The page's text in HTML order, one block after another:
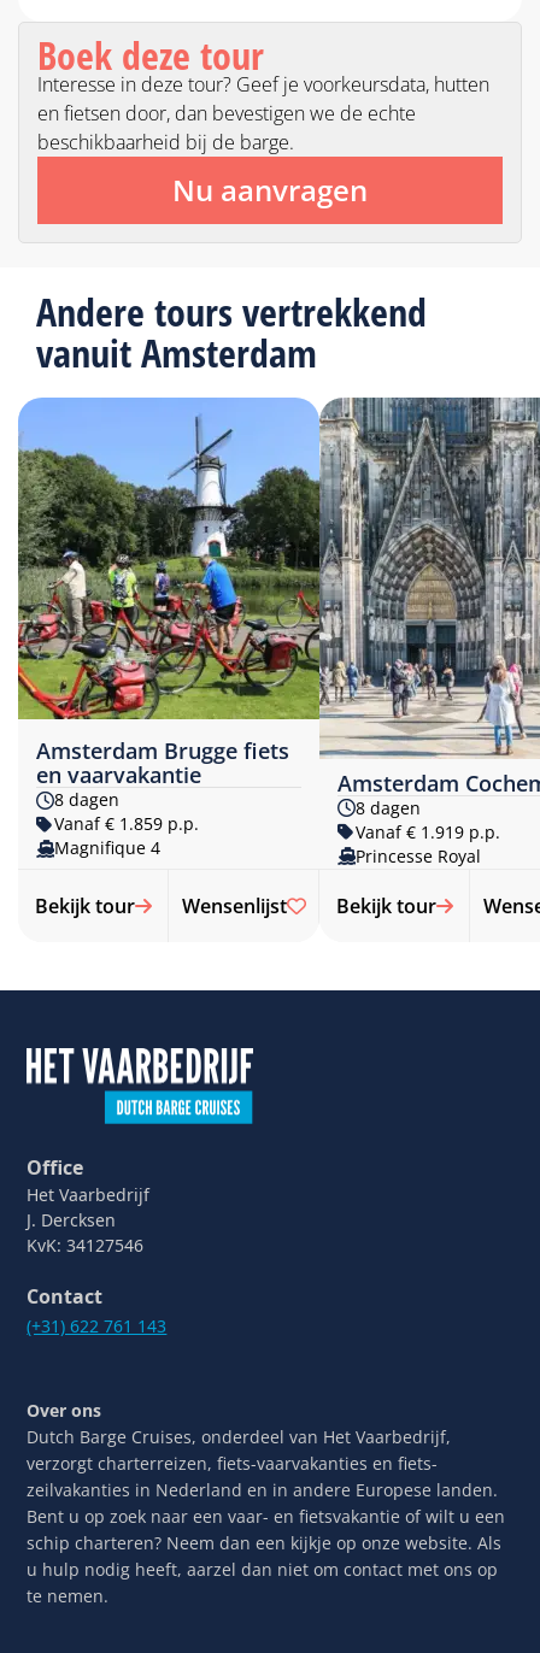
Boek deze tour
Interesse in deze tour? Geef je voorkeursdata, hutten
en fietsen door, dan bevestigen we de echte
beschikbaarheid bij de barge.
Nu aanvragen
Andere tours vertrekkend
vanuit Amsterdam
Amsterdam Brugge fiets
en vaarvakantie
8 dagen
Vanaf € 1.859 p.p.
Magnifique 4​
Bekijk tour Wensenlijst
Amsterdam
8 dagen
Vanaf € 1.919 p.p.
Princesse Royal
Bekijk tour
Office
Het Vaarbedrijf
J. Dercksen
KvK: 34127546
Contact
(+31) 622 761 143
Over ons
Dutch Barge Cruises, onderdeel van Het Vaarbedrijf,
verzorgt charterreizen, fiets-vaarvakanties en fiets-
zeilvakanties in Nederland en in andere Europese landen.
Bent u op zoek naar een vaar- en fietsvakantie of wilt u een
schip charteren? Neem dan een kijkje op onze website. Als
u hulp nodig heeft, aarzel dan niet om contact met ons op
te nemen.